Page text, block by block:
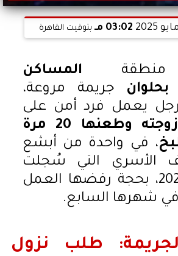
03:02 مـ بتوقيت القاهرة
المساكن
بحلوان جريمة مروعة،
يعمل فرد أمن على
قطع أذن زوجته وطعنها 20 مرة
، في واحدة من أبشع
الأسري التي سُجلت
خلال عام 2025، بحجة رفضها العمل
في شهرها السابع.
طلب نزول